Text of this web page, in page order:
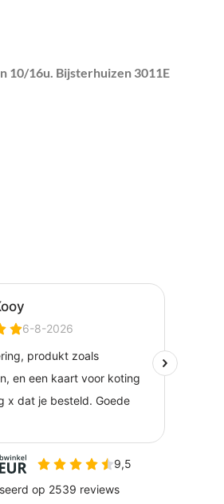
10/16u. Bijsterhuizen 3011E